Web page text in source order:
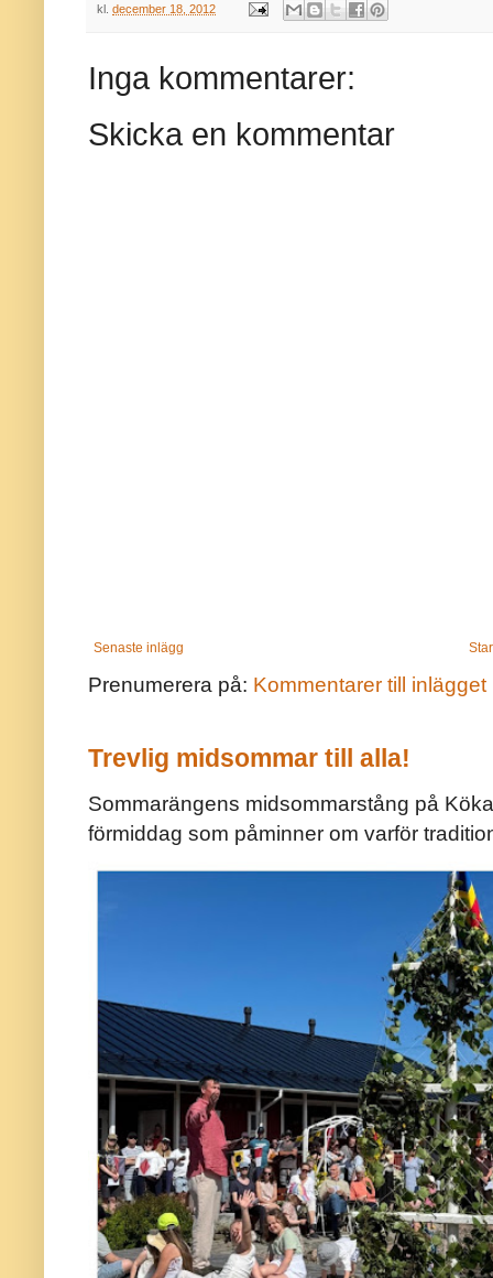
kl. december 18, 2012
Inga kommentarer:
Skicka en kommentar
Senaste inlägg
Prenumerera på: Kommentarer till inlägget
Trevlig midsommar till alla!
Sommarängens midsommarstång på
förmiddag som påminner om varför